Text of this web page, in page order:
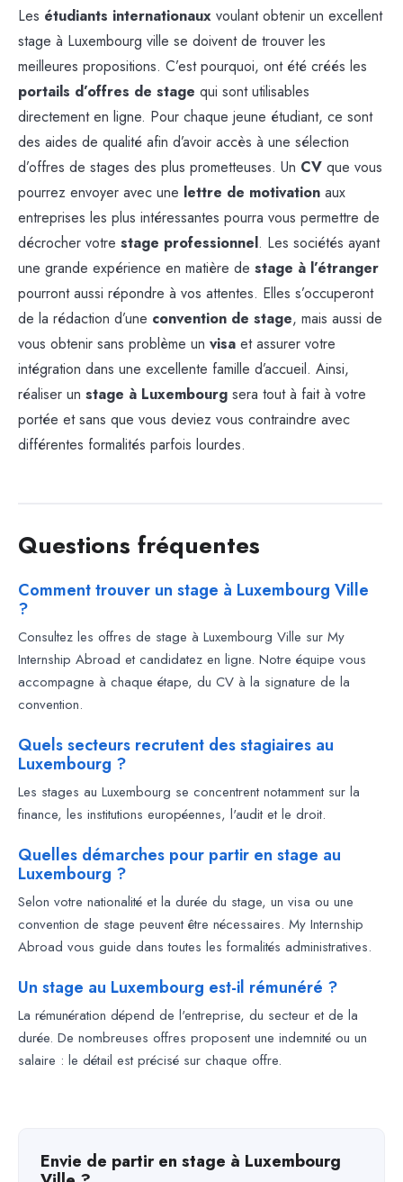
Les étudiants internationaux voulant obtenir un excellent
stage à Luxembourg ville se doivent de trouver les
meilleures propositions. C’est pourquoi, ont été créés les
portails d’offres de stage qui sont utilisables
directement en ligne. Pour chaque jeune étudiant, ce sont
des aides de qualité afin d’avoir accès à une sélection
d’offres de stages des plus prometteuses. Un CV que vous
pourrez envoyer avec une lettre de motivation aux
entreprises les plus intéressantes pourra vous permettre de
décrocher votre stage professionnel. Les sociétés ayant
une grande expérience en matière de stage à l’étranger
pourront aussi répondre à vos attentes. Elles s’occuperont
de la rédaction d’une convention de stage, mais aussi de
vous obtenir sans problème un visa et assurer votre
intégration dans une excellente famille d’accueil. Ainsi,
réaliser un stage à Luxembourg sera tout à fait à votre
portée et sans que vous deviez vous contraindre avec
différentes formalités parfois lourdes.
Questions fréquentes
Comment trouver un stage à Luxembourg Ville
?
Consultez les offres de stage à Luxembourg Ville sur My
Internship Abroad et candidatez en ligne. Notre équipe vous
accompagne à chaque étape, du CV à la signature de la
convention.
Quels secteurs recrutent des stagiaires au
Luxembourg ?
Les stages au Luxembourg se concentrent notamment sur la
finance, les institutions européennes, l'audit et le droit.
Quelles démarches pour partir en stage au
Luxembourg ?
Selon votre nationalité et la durée du stage, un visa ou une
convention de stage peuvent être nécessaires. My Internship
Abroad vous guide dans toutes les formalités administratives.
Un stage au Luxembourg est-il rémunéré ?
La rémunération dépend de l'entreprise, du secteur et de la
durée. De nombreuses offres proposent une indemnité ou un
salaire : le détail est précisé sur chaque offre.
Envie de partir en stage à Luxembourg